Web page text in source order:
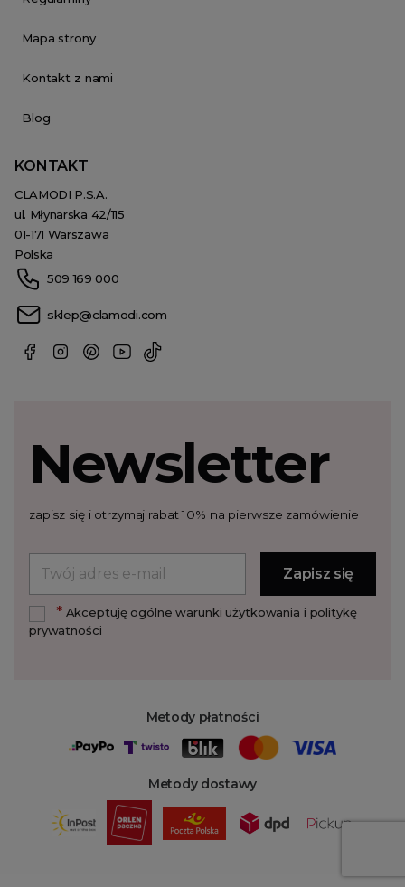
Mapa strony
Kontakt z nami
Blog
KONTAKT
CLAMODI P.S.A.
ul. Młynarska 42/115
01-171 Warszawa
Polska
509 169 000
sklep@clamodi.com
Metody płatności
Metody dostawy
Newsletter
zapisz się i otrzymaj rabat 10% na pierwsze zamówienie
*Akceptuję ogólne warunki użytkowania i politykę
prywatności